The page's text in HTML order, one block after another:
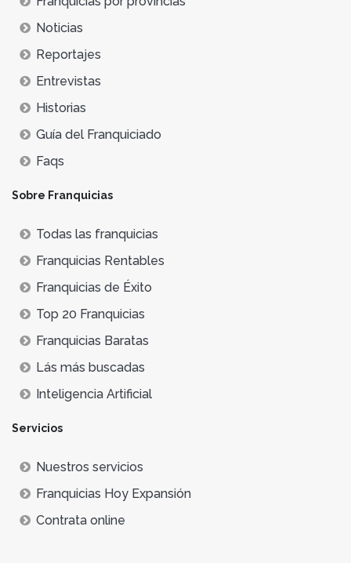
Noticias
Reportajes
Entrevistas
Historias
Guía del Franquiciado
Faqs
Sobre Franquicias
Todas las franquicias
Franquicias Rentables
Franquicias de Éxito
Top 20 Franquicias
Franquicias Baratas
Lás más buscadas
Inteligencia Artificial
Servicios
Nuestros servicios
Franquicias Hoy Expansión
Contrata online